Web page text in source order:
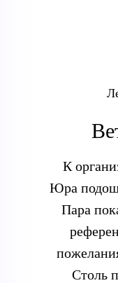
К
Юра
Пара
Столь